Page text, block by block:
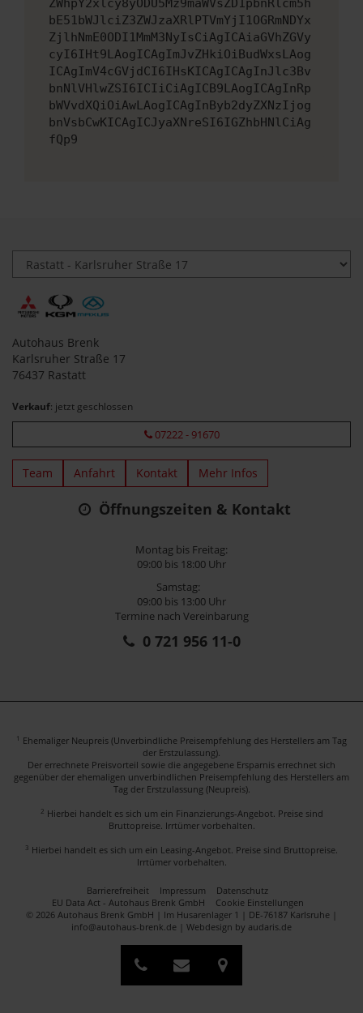
ZWhpY2xlcy8yODU5Mz9maWVsZD1pbnRlcm5h
bE51bWJlciZ3ZWJzaXRlPTVmYjI1OGRmNDYx
ZjlhNmE0ODI1MmM3NyIsCiAgICAiaGVhZGVy
cyI6IHt9LAogICAgImJvZHkiOiBudWxsLAog
ICAgImV4cGVjdCI6IHsKICAgICAgInJlc3Bv
bnNlVHlwZSI6ICIiCiAgICB9LAogICAgInRp
bWVvdXQiOiAwLAogICAgInByb2dyZXNzIjog
bnVsbCwKICAgICJyaXNreSI6IGZhbHNlCiAg
fQp9
Autohaus Brenk
Karlsruher Straße 17
76437 Rastatt
Verkauf: jetzt geschlossen
07222 - 91670
Team Anfahrt Kontakt Mehr Infos
Öffnungszeiten & Kontakt
Montag bis Freitag:
09:00 bis 18:00 Uhr
Samstag:
09:00 bis 13:00 Uhr
Termine nach Vereinbarung
0 721 956 11-0
1 Ehemaliger Neupreis (Unverbindliche Preisempfehlung des Herstellers am Tag
der Erstzulassung).
Der errechnete Preisvorteil sowie die angegebene Ersparnis errechnet sich
gegenüber der ehemaligen unverbindlichen Preisempfehlung des Herstellers am
Tag der Erstzulassung (Neupreis).
2 Hierbei handelt es sich um ein Finanzierungs-Angebot. Preise sind
Bruttopreise. Irrtümer vorbehalten.
3 Hierbei handelt es sich um ein Leasing-Angebot. Preise sind Bruttopreise.
Irrtümer vorbehalten.
Barrierefreiheit Impressum
Datenschutz
EU Data Act - Autohaus Brenk GmbH
Cookie Einstellungen
© 2026 Autohaus Brenk GmbH | Im Husarenlager 1 | DE-76187 Karlsruhe |
info@autohaus-brenk.de | Webdesign by audaris.de